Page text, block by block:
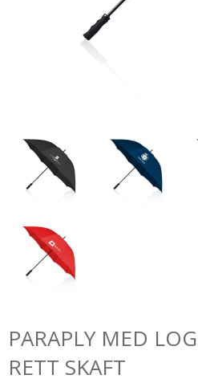
PARAPLY MED
RETT SKAFT